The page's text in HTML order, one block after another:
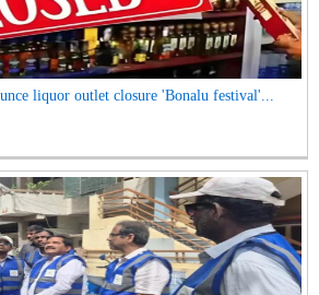
liquor outlet closure 'Bonalu festival'...